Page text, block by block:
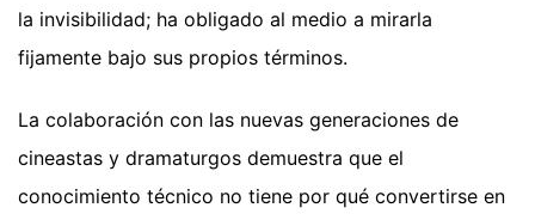
la invisibilidad; ha obligado al medio a mirarla
fijamente bajo sus propios términos.
La colaboración con las nuevas generaciones de
cineastas y dramaturgos demuestra que el
conocimiento técnico no tiene por qué convertirse en